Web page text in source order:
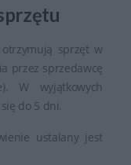
sprzęt w
przez sprzedawcę
W wyjątkowych
do 5 dni.
ustalany jest